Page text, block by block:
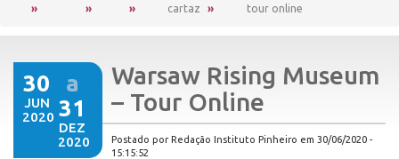
cartaz
tour online
30
JUN
2020
a
31
DEZ
2020
Warsaw Rising Museum
– Tour Online
Postado por Redação Instituto Pinheiro em 30/06/2020 -
15:15:52